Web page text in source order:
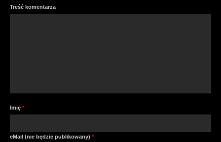
Treść komentarza
Imię *
eMail (nie będzie publikowany) *